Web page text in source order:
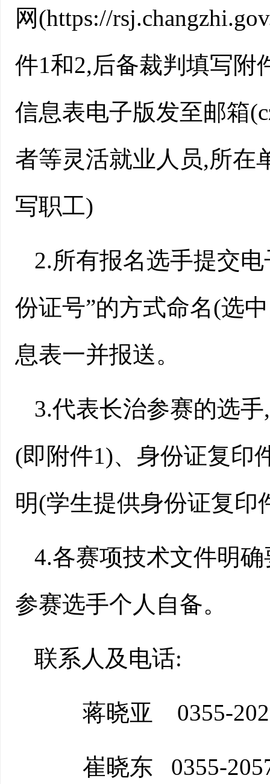
网(https://
件1和2,后备裁判填写附
信息表电子版发至邮箱
者等灵活就业人员,所在
写职工)
2.所有报名选手提交
份证号”的方式命名(选
息表一并报送。
3.代表长治参赛的选
(即附件1)、身份证复印
明(学生提供身份证复印
4.各赛项技术文件明
参赛选手个人自备。
联系人及电话:
蒋晓亚 0355-
崔晓东 0355-